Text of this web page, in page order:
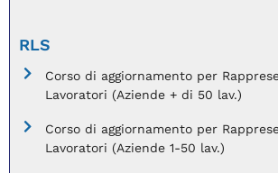
RLS
Corso di aggiornamento per
Lavoratori (Aziende + di 50 lav.)
Corso di aggiornamento per
Lavoratori (Aziende 1-50 lav.)